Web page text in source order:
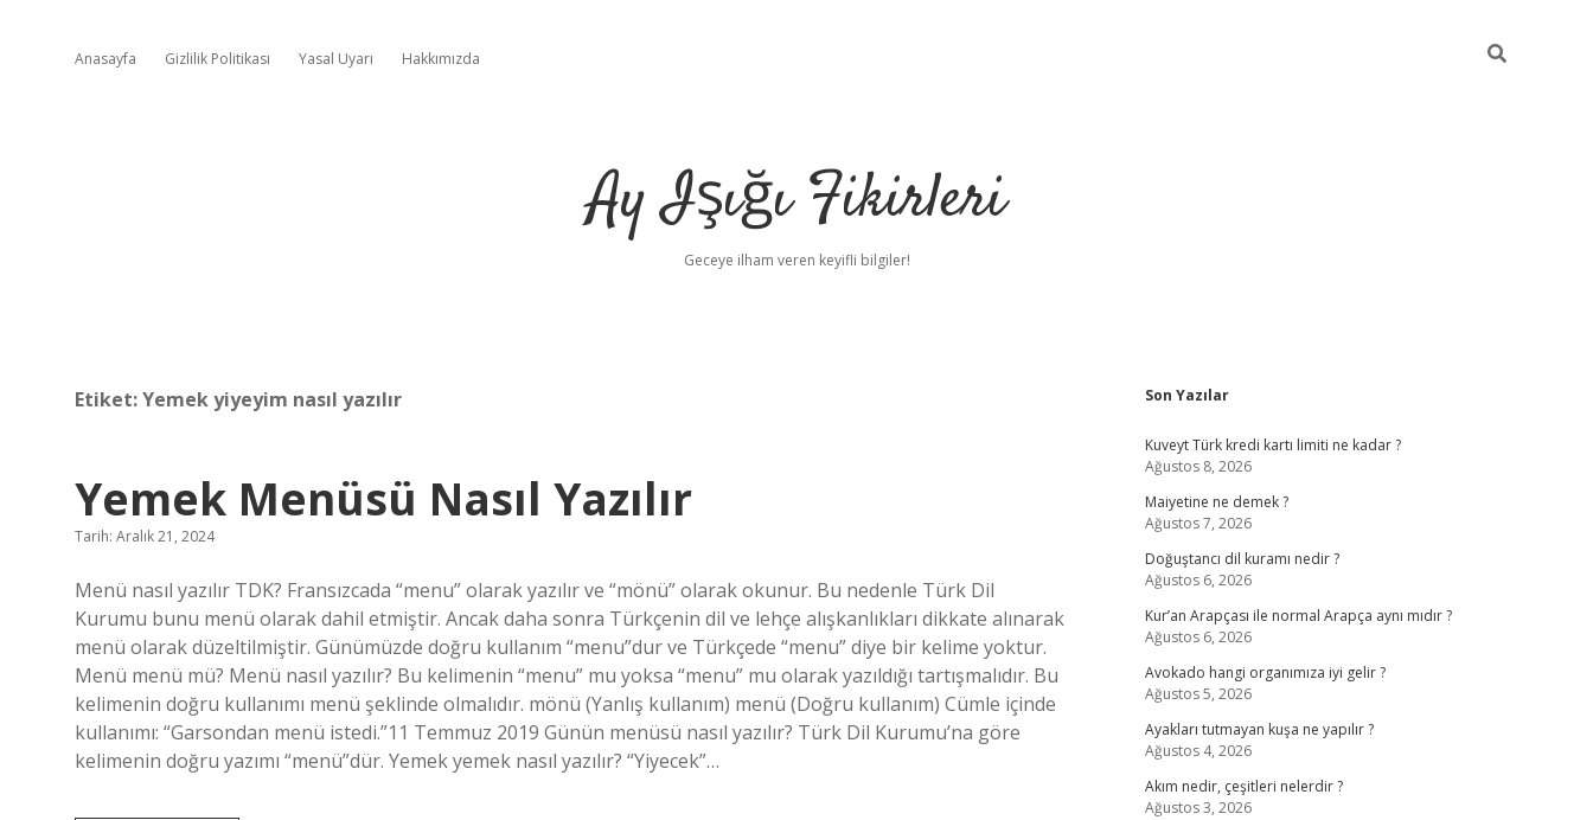
Anasayfa Gizlilik Politikası Yasal Uyarı Hakkımızda
Ay Işığı Fikirleri
Geceye ilham veren keyifli bilgiler!
Etiket:Yemek yiyeyim nasıl yazılır
Yemek Menüsü Nasıl Yazılır
Tarih: Aralık 21, 2024
Menü nasıl yazılır TDK? Fransızcada “menu” olarak yazılır ve “mönü” olarak okunur. Bu nedenle Türk Dil
Kurumu bunu menü olarak dahil etmiştir. Ancak daha sonra Türkçenin dil ve lehçe alışkanlıkları dikkate alınarak
menü olarak düzeltilmiştir. Günümüzde doğru kullanım “menu”dur ve Türkçede “menu” diye bir kelime yoktur.
Menü menü mü? Menü nasıl yazılır? Bu kelimenin “menu” mu yoksa “menu” mu olarak yazıldığı tartışmalıdır. Bu
kelimenin doğru kullanımı menü şeklinde olmalıdır. mönü (Yanlış kullanım) menü (Doğru kullanım) Cümle içinde
kullanımı: “Garsondan menü istedi.”11 Temmuz 2019 Günün menüsü nasıl yazılır? Türk Dil Kurumu’na göre
kelimenin doğru yazımı “menü”dür. Yemek yemek nasıl yazılır? “Yiyecek”…
Sidebar
Son Yazılar
Kuveyt Türk kredi kartı limiti ne kadar ?
Ağustos 8, 2026
Maiyetine ne demek ?
Ağustos 7, 2026
Doğuştancı dil kuramı nedir ?
Ağustos 6, 2026
Kur’an Arapçası ile normal Arapça aynı mıdır ?
Ağustos 6, 2026
Avokado hangi organımıza iyi gelir ?
Ağustos 5, 2026
Ayakları tutmayan kuşa ne yapılır ?
Ağustos 4, 2026
Akım nedir, çeşitleri nelerdir ?
Ağustos 3, 2026